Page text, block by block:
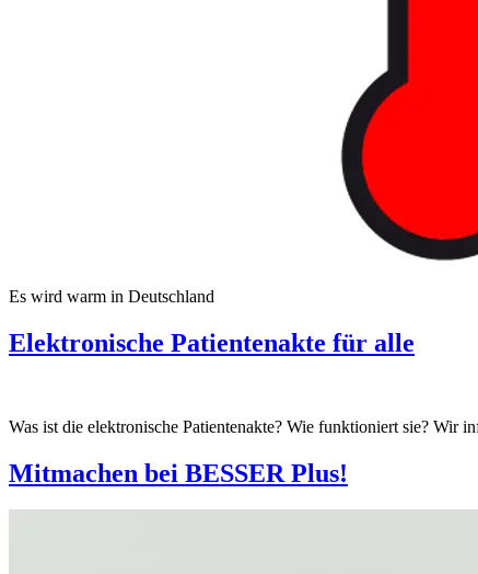
Es wird warm in Deutschland
Elektronische Patientenakte für alle
Was ist die elektronische Patientenakte? Wie funktioniert sie? Wir
Mitmachen bei BESSER Plus!